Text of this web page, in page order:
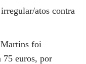
atos contra
foi
75 euros, por